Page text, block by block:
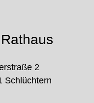
Rathaus
2
Schlüchtern